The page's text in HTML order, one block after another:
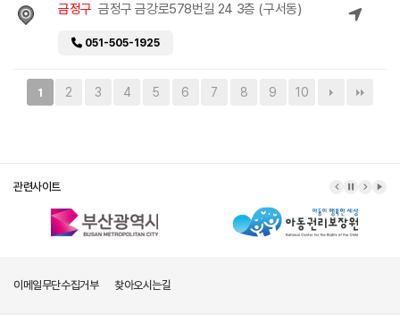
금정구 금정구 금강로578번길 24 3층 (구서동)
051-505-1925
1 2 3 4 5 6 7 8 9 10
관련사이트
이메일무단수집거부 찾아오시는길